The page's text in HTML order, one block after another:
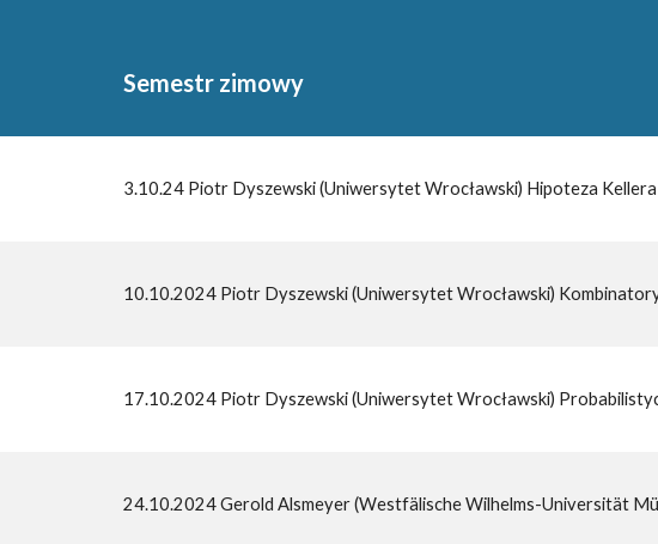
Semestr zimowy
3.10.24 Piotr Dyszewski (Uniwersytet Wrocławski) Hipoteza
10.10.2024 Piotr Dyszewski (Uniwersytet Wrocławski)
17.10.2024 Piotr Dyszewski (Uniwersytet Wrocławski)
24.10.2024 Gerold Alsmeyer (Westfälische Wilhelms-Universität